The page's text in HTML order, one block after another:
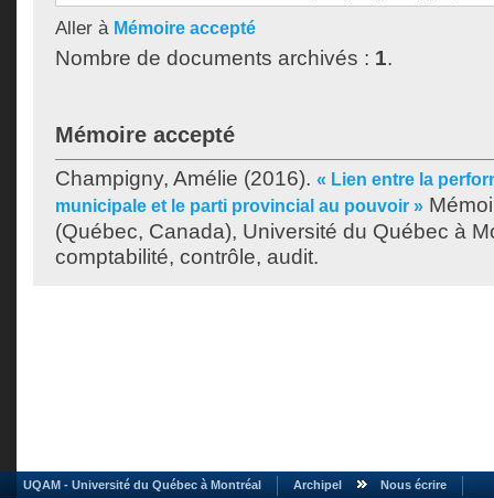
Aller à Mémoire accepté
Nombre de documents archivés : 1.
Mémoire accepté
Champigny, Amélie (2016). « Lien entre la
municipale et le parti provincial au pouvoir »
(Québec, Canada), Université du Québec à
comptabilité, contrôle, audit.
UQAM - Université du Québec à Montréal Archipel Nous écrire